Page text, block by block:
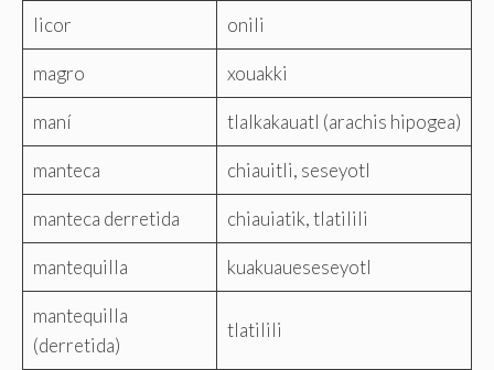
licor onili
magro xouakki
maní tlalkakauatl (arachis hipogea)
manteca chiauitli, seseyotl
manteca derretida chiauiatik, tlatilili
mantequilla kuakuaueseseyotl
mantequilla
(derretida)
tlatilili